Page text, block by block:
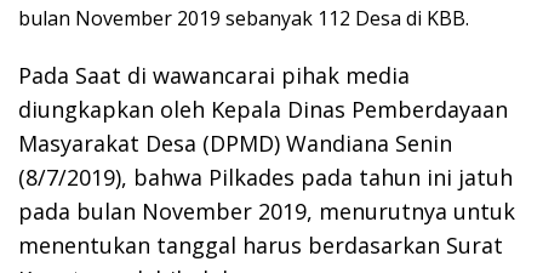
bulan November 2019 sebanyak 112 Desa di KBB.
Pada Saat di wawancarai pihak media
diungkapkan oleh Kepala Dinas Pemberdayaan
Masyarakat Desa (DPMD) Wandiana Senin
(8/7/2019), bahwa Pilkades pada tahun ini jatuh
pada bulan November 2019, menurutnya untuk
menentukan tanggal harus berdasarkan Surat